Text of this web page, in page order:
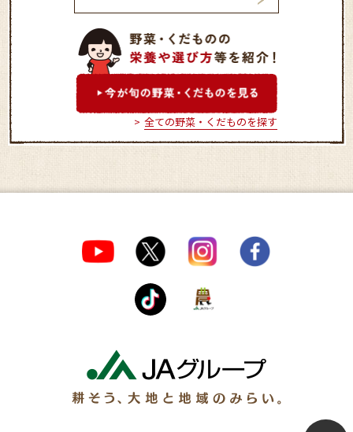
ファーマーズマーケット三
方原店
ファーマーズマ
店
全ての野菜・くだものを探す